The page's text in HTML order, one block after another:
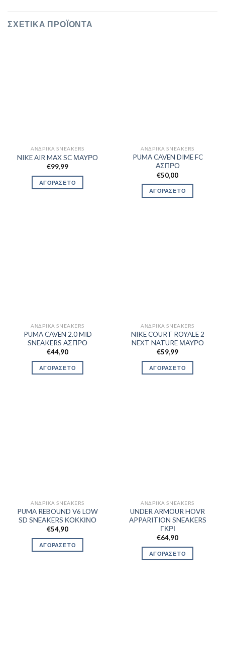
ΣΧΕΤΙΚΆ ΠΡΟΪΌΝΤΑ
ΑΝΔΡΙΚΆ SNEAKERS
NIKE AIR MAX SC ΜΑΥΡΟ
€99,99
ΑΓΟΡΑΣΕ ΤΟ
ΑΝΔΡΙΚΆ SNEAKERS
PUMA CAVEN DIME FC
ΑΣΠΡΟ
€50,00
ΑΓΟΡΑΣΕ ΤΟ
ΑΝΔΡΙΚΆ SNEAKERS
PUMA CAVEN 2.0 MID
SNEAKERS ΑΣΠΡΟ
€44,90
ΑΓΟΡΑΣΕ ΤΟ
ΑΝΔΡΙΚΆ SNEAKERS
NIKE COURT ROYALE 2
NEXT NATURE ΜΑΥΡΟ
€59,99
ΑΓΟΡΑΣΕ ΤΟ
ΑΝΔΡΙΚΆ SNEAKERS
PUMA REBOUND V6 LOW
SD SNEAKERS ΚΟΚΚΙΝΟ
€54,90
ΑΓΟΡΑΣΕ ΤΟ
ΑΝΔΡΙΚΆ SNEAKERS
UNDER ARMOUR HOVR
APPARITION SNEAKERS
ΓΚΡΙ
€64,90
ΑΓΟΡΑΣΕ ΤΟ